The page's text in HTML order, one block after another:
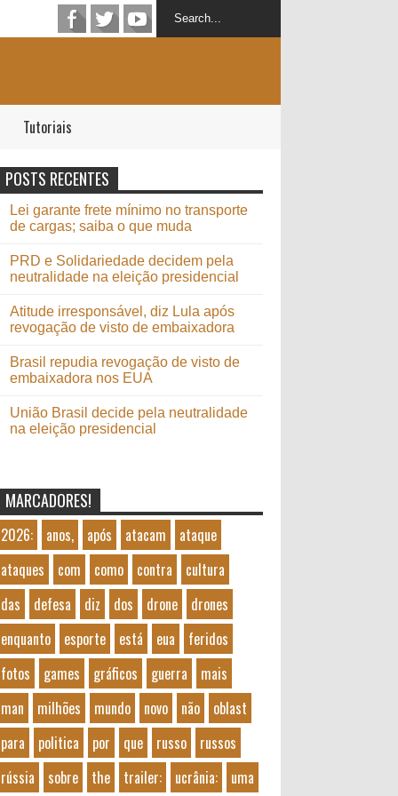
Tutoriais
POSTS RECENTES
Lei garante frete mínimo no transporte
de cargas; saiba o que muda
PRD e Solidariedade decidem pela
neutralidade na eleição presidencial
Atitude irresponsável, diz Lula após
revogação de visto de embaixadora
Brasil repudia revogação de visto de
embaixadora nos EUA
União Brasil decide pela neutralidade
na eleição presidencial
MARCADORES!
2026: anos, após atacam
ataque
ataques
com como contra
cultura
das
defesa diz dos drone
drones
enquanto
esporte está eua
feridos
fotos
games gráficos guerra
mais
man
milhões mundo novo não
oblast
para
politica por que russo
russos
rússia
sobre the trailer: ucrânia:
uma